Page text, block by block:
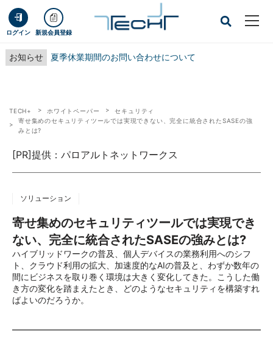
ログイン 新規会員登録
お知らせ 夏季休業期間のお問い合わせについて
TECH+ ホワイトペーパー
セキュリティ
寄せ集めのセキュリティツールでは実現できない、完全に統合されたSASEの強
みとは?
[PR]提供：パロアルトネットワークス
ソリューション
寄せ集めのセキュリティツールでは実現でき
ない、完全に統合されたSASEの強みとは?
ハイブリッドワークの普及、個人デバイスの業務利用へのシフ
ト、クラウド利用の拡大、加速度的なAIの普及と、わずか数年の
間にビジネスを取り巻く環境は大きく変化してきた。こうした働
き方の変化を踏まえたとき、どのようなセキュリティを構築すれ
ばよいのだろうか。